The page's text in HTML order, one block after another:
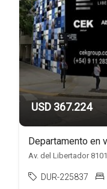
USD 367.224
Departamento en
Av. del Libertador
DUR-225837